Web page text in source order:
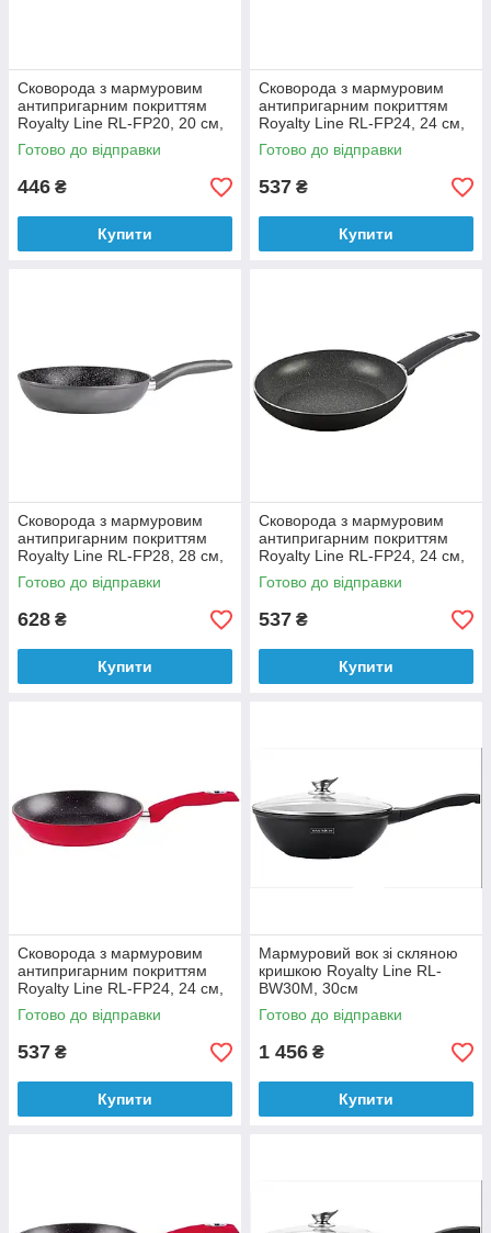
Сковорода з мармуровим
антипригарним покриттям
Royalty Line RL-FP20, 20 см,
червоний
Готово до відправки
446 ₴
Купити
Сковорода з мармуровим
антипригарним покриттям
Royalty Line RL-FP24, 24 см,
срібло
Готово до відправки
537 ₴
Купити
Сковорода з мармуровим
антипригарним покриттям
Royalty Line RL-FP28, 28 см,
срібло
Готово до відправки
628 ₴
Купити
Сковорода з мармуровим
антипригарним покриттям
Royalty Line RL-FP24, 24 см,
чорний
Готово до відправки
537 ₴
Купити
Сковорода з мармуровим
антипригарним покриттям
Royalty Line RL-FP24, 24 см,
червоний
Готово до відправки
537 ₴
Купити
Мармуровий вок зі скляною
кришкою Royalty Line RL-
BW30M, 30см
Готово до відправки
1 456 ₴
Купити